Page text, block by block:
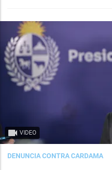
VIDEO
DENUNCIA CONTRA CARDAMA